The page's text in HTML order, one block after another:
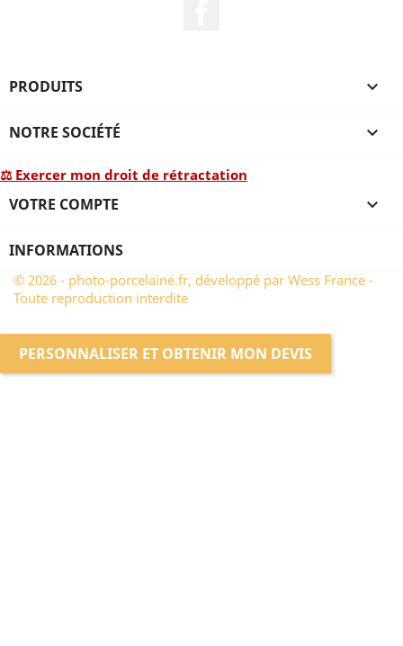
PRODUITS 
NOTRE SOCIÉTÉ 
⚖ Exercer mon droit de rétractation
VOTRE COMPTE 
INFORMATIONS
© 2026 - photo-porcelaine.fr, développé par Wess France -
Toute reproduction interdite
PERSONNALISER ET OBTENIR MON DEVIS